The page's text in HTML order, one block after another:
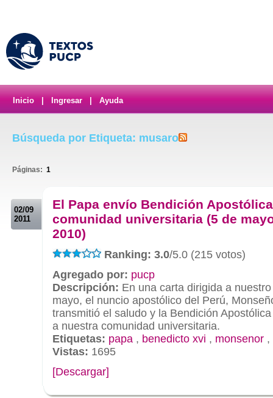
Inicio Ingresar Ayuda
Búsqueda por Etiqueta: musaro
Páginas: 1
02/09
2011
El Papa envío Bendición
comunidad universitaria (5 de
2010)
Ranking: 3.0/5.0 (215 votos)
Agregado por: pucp
Descripción: En una carta dirigida a
mayo, el nuncio apostólico del Perú,
transmitió el saludo y la Bendición
a nuestra comunidad universitaria.
Etiquetas: papa , benedicto xvi , monsenor ,
Vistas: 1695
[Descargar]